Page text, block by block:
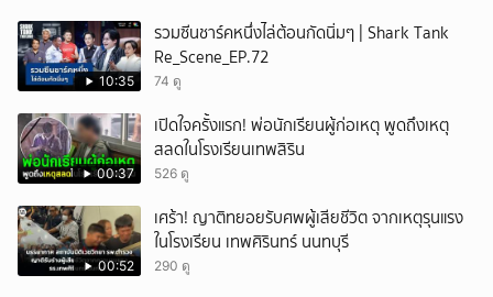
10:35
รวมซีนชาร์คหนึ่งไล่ต้อนกัดนิ่มๆ | Shark Tank
Re_Scene_EP.72
74 ดู
00:37
เปิดใจครั้งแรก! พ่อนักเรียนผู้ก่อเหตุ พูดถึงเหตุ
สลดในโรงเรียนเทพสิริน
526 ดู
00:52
เศร้า! ญาติทยอยรับศพผู้เสียชีวิต จากเหตุรุนแรง
ในโรงเรียน เทพศิรินทร์ นนทบุรี
290 ดู